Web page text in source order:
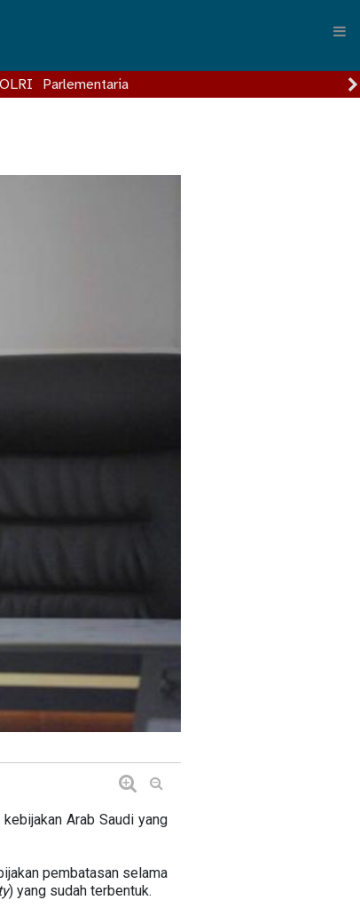
Parlementaria
Arab Saudi yang
pembatasan selama
) yang sudah terbentuk.